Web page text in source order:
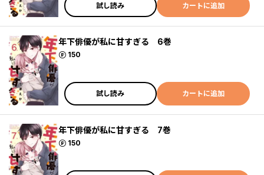
試し読み カートに追加
年下俳優が私に甘すぎる 6巻
150
ポイント
試し読み カートに追加
年下俳優が私に甘すぎる 7巻
150
ポイント